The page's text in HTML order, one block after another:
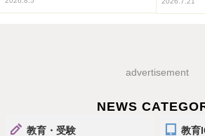
advertisement
NEWS
教育・受験 教育